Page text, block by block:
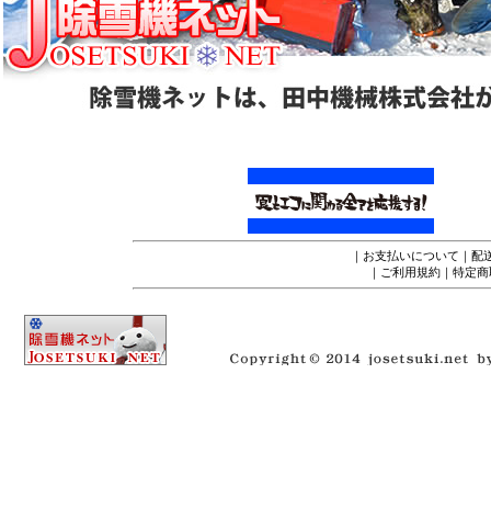
｜ お支払いについて ｜ 配
｜ ご利用規約 ｜ 特定